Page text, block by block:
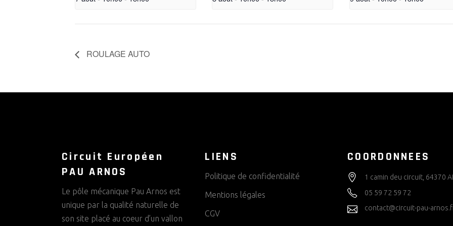
ROULAGE AUTO
Circuit Européen
PAU ARNOS
Le pôle mécanique Pau Arnos est
unique par la qualité naturelle de
son site placé au coeur d’un vallon
LIENS
Politique de confidentialité
Mentions légales
CGV
COORDONNEES
1 camin deu circuit, 64370
05 59 72 59 72
contact@circuit-pau-